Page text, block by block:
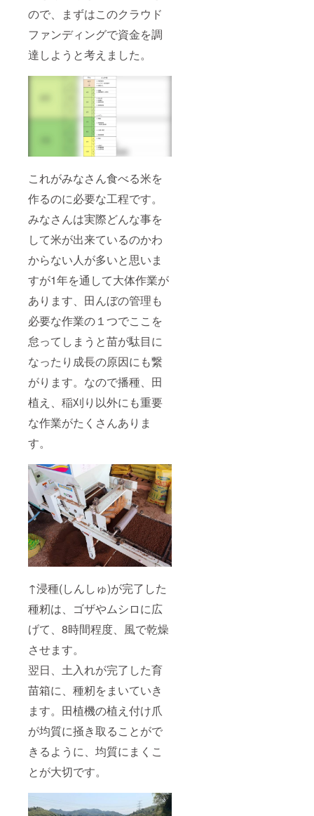
ので、まずはこのクラウド
ファンディングで資金を調
達しようと考えました。
これがみなさん食べる米を
作るのに必要な工程です。
みなさんは実際どんな事を
して米が出来ているのかわ
からない人が多いと思いま
すが1年を通して大体作業が
あります、田んぼの管理も
必要な作業の１つでここを
怠ってしまうと苗が駄目に
なったり成長の原因にも繋
がります。なので播種、田
植え、稲刈り以外にも重要
な作業がたくさんありま
す。
↑浸種(しんしゅ)が完了した
種籾は、ゴザやムシロに広
げて、8時間程度、風で乾燥
させます。
翌日、土入れが完了した育
苗箱に、種籾をまいていき
ます。田植機の植え付け爪
が均質に掻き取ることがで
きるように、均質にまくこ
とが大切です。